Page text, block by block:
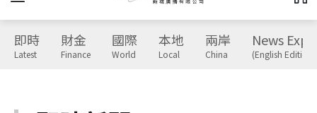
即時
Latest
財金
Finance
國際
World
本地
Local
兩岸
China
News
(English Edition)